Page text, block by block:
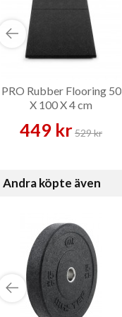
PRO Rubber Flooring 50
X 100 X 4 cm
449 kr529 kr
Andra köpte även